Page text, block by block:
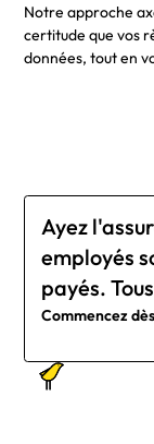
Notre approche
certitude que vos
données, tout en
Ayez
employés
payés.
Commencez